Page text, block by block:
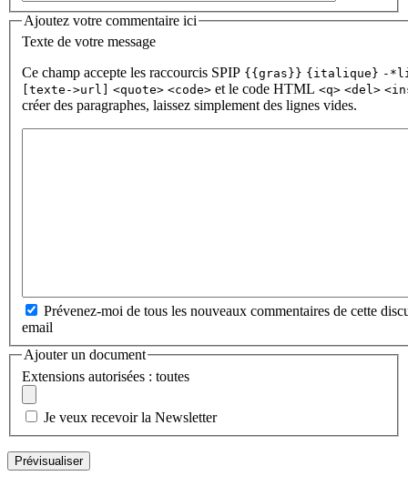
Ajoutez votre commentaire ici
Texte de votre message
Ce champ accepte les raccourcis SPIP {{gras}} {italique} -
[texte->url]
<quote> <code> et le code HTML <q> <del>
créer des paragraphes, laissez simplement des lignes vides.
Prévenez-moi de tous les nouveaux commentaires de cette
email
Ajouter un document
Extensions autorisées : toutes
Je veux recevoir la Newsletter